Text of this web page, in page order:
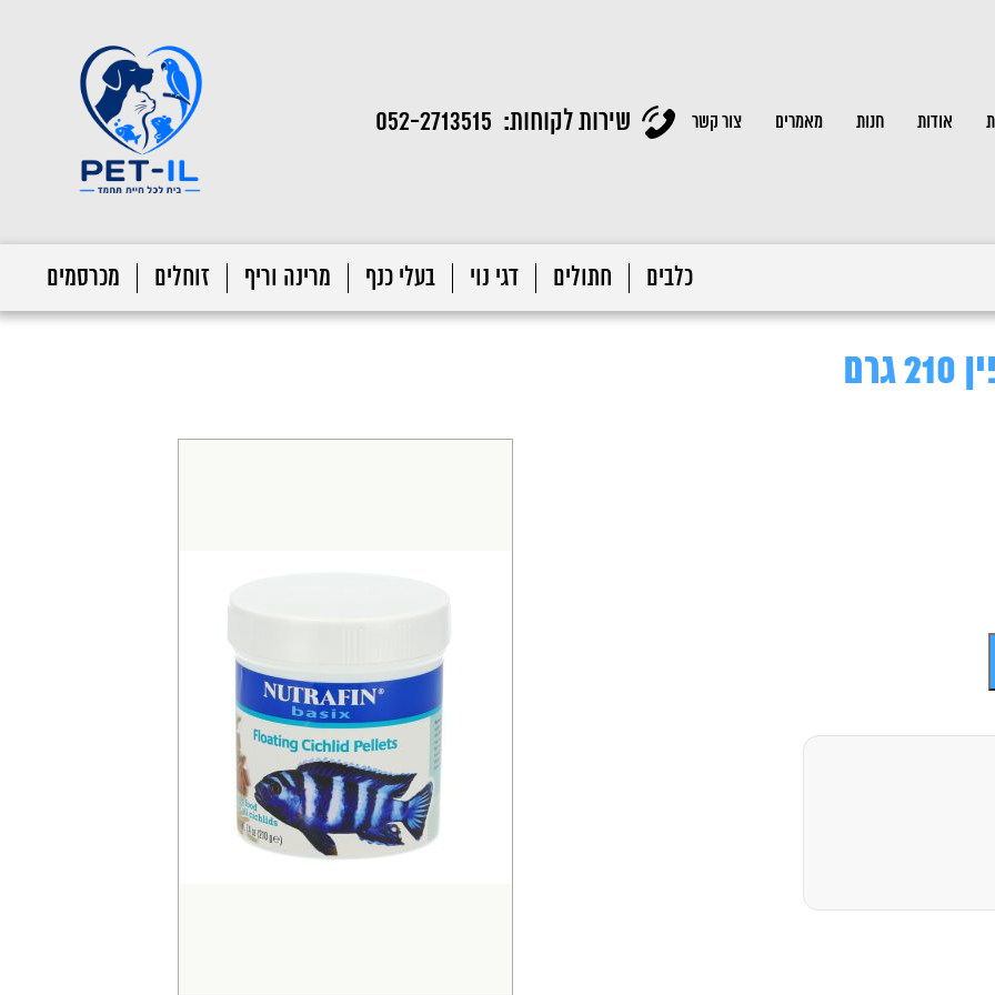
אודות חנות מאמרים צור קשר שירות לקוחות: 052-2713515
כלבים חתולים דגי נוי בעלי כנף מרינה וריף זוחלים מכרסמים